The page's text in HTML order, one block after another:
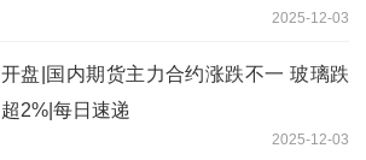
2025-12-03
开盘|国内期货主力合约涨跌不一 玻璃跌
超2%|每日速递
2025-12-03